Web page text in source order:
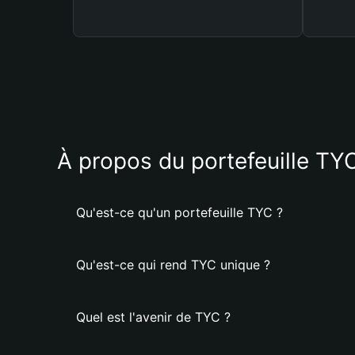
À propos du portefeuille
Qu'est-ce qu'un portefeuille TYC ?
Qu'est-ce qui rend TYC unique ?
Quel est l'avenir de TYC ?